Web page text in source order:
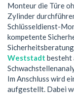
Monteur die Türe
Zylinder
Schlüsseldienst-
kompetente
Weststadt besteht
Im Anschluss wird
aufgestellt. Dabei